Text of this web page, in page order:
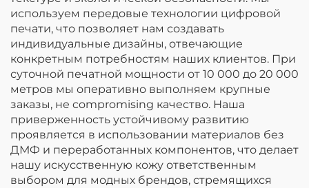
используем передовые технологии цифровой
печати, что позволяет нам создавать
индивидуальные дизайны, отвечающие
конкретным потребностям наших клиентов. При
суточной печатной мощности от 10 000 до 20 000
метров мы оперативно выполняем крупные
заказы, не compromising качество. Наша
приверженность устойчивому развитию
проявляется в использовании материалов без
ДМФ и переработанных компонентов, что делает
нашу искусственную кожу ответственным
выбором для модных брендов, стремящихся